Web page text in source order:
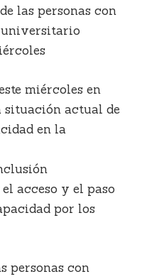
las personas con
universitario
miércoles en
situación actual de
en la
acceso y el paso
por los
personas con